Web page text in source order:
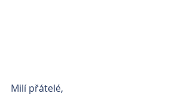
Milí přátelé,